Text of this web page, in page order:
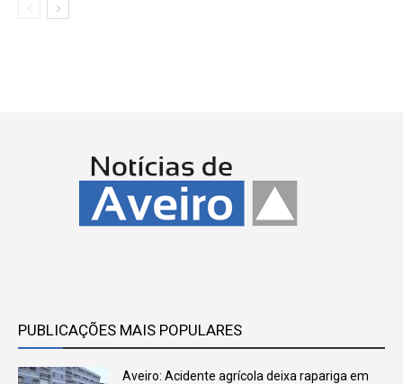
PUBLICAÇÕES MAIS POPULARES
Aveiro: Acidente agrícola deixa rapariga em